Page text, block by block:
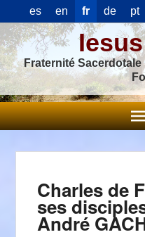
es en fr de pt
Fraternité
Charles de
ses
André